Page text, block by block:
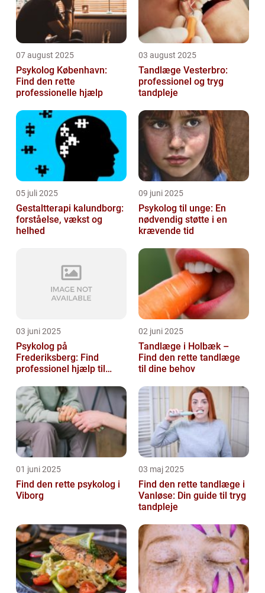
07 august 2025
Psykolog København:
Find den rette
professionelle hjælp
03 august 2025
Tandlæge Vesterbro:
professionel og tryg
tandpleje
05 juli 2025
Gestaltterapi kalundborg:
forståelse, vækst og
helhed
09 juni 2025
Psykolog til unge: En
nødvendig støtte i en
krævende tid
03 juni 2025
Psykolog på
Frederiksberg: Find
professionel hjælp til
02 juni 2025
Tandlæge i Holbæk –
Find den rette tandlæge
til dine behov
01 juni 2025
Find den rette psykolog i
Viborg
03 maj 2025
Find den rette tandlæge i
Vanløse: Din guide til tryg
tandpleje